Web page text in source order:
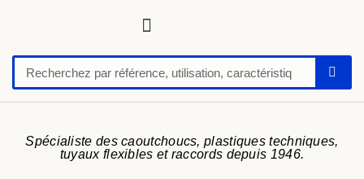
Spécialiste des caoutchoucs, plastiques techniques,
tuyaux flexibles et raccords depuis 1946.